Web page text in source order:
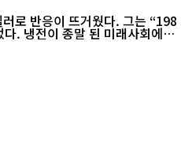
. 냉전이 종말 된 미래사회에